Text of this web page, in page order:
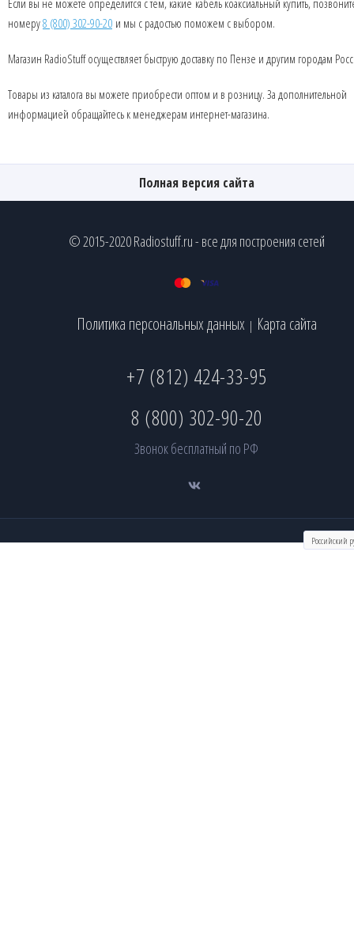
Если вы не можете определится с тем, какие кабель коаксиальный купить,
номеру8 (800) 302-90-20 и мы с радостью поможем с выбором.
Магазин RadioStuff осуществляет быструю доставку по Пензе и другим городам
Товары из каталога вы можете приобрести оптом и в розницу. За дополнительной
информацией обращайтесь к менеджерам интернет-магазина.
Полная версия сайта
© 2015-2020 Radiostuff.ru - все для построения сетей
Политика персональных данных | Карта сайта
+7 (812) 424-33-95
8 (800) 302-90-20
Звонок бесплатный по РФ